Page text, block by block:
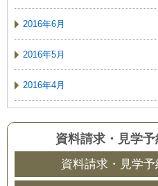
2016年6月
2016年5月
2016年4月
資料請求・見学予
資料請求・見学